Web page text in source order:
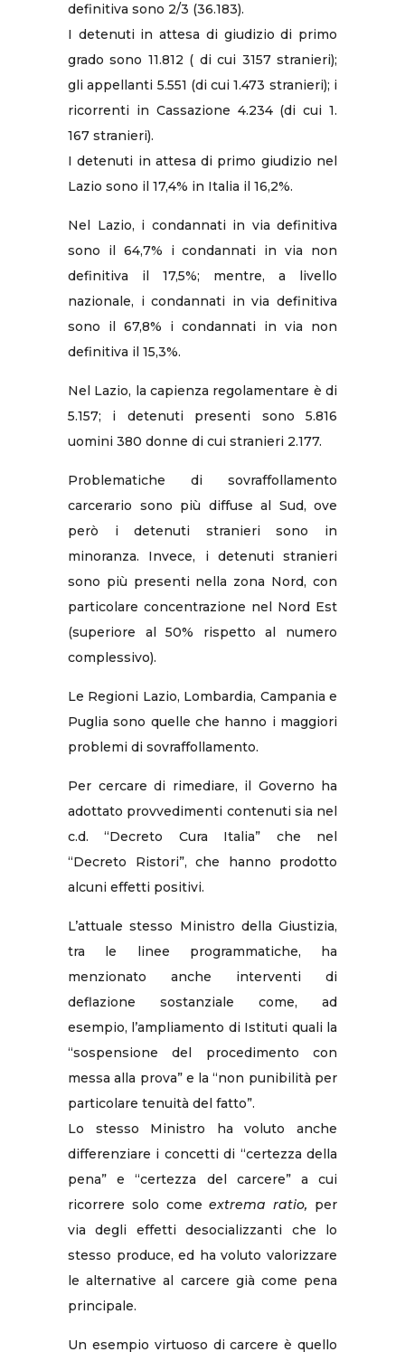
definitiva sono 2/3 (36.183).
I detenuti in attesa di giudizio di primo
grado sono 11.812 ( di cui 3157 stranieri);
gli appellanti 5.551 (di cui 1.473 stranieri); i
ricorrenti in Cassazione 4.234 (di cui 1.
167 stranieri).
I detenuti in attesa di primo giudizio nel
Lazio sono il 17,4% in Italia il 16,2%.
Nel Lazio, i condannati in via definitiva
sono il 64,7% i condannati in via non
definitiva il 17,5%; mentre, a livello
nazionale, i condannati in via definitiva
sono il 67,8% i condannati in via non
definitiva il 15,3%.
Nel Lazio, la capienza regolamentare è di
5.157; i detenuti presenti sono 5.816
uomini 380 donne di cui stranieri 2.177.
Problematiche di sovraffollamento
carcerario sono più diffuse al Sud, ove
però i detenuti stranieri sono in
minoranza. Invece, i detenuti stranieri
sono più presenti nella zona Nord, con
particolare concentrazione nel Nord Est
(superiore al 50% rispetto al numero
complessivo).
Le Regioni Lazio, Lombardia, Campania e
Puglia sono quelle che hanno i maggiori
problemi di sovraffollamento.
Per cercare di rimediare, il Governo ha
adottato provvedimenti contenuti sia nel
c.d. “Decreto Cura Italia” che nel
“Decreto Ristori”, che hanno prodotto
alcuni effetti positivi.
L’attuale stesso Ministro della Giustizia,
tra le linee programmatiche, ha
menzionato anche interventi di
deflazione sostanziale come, ad
esempio, l’ampliamento di Istituti quali la
“sospensione del procedimento con
messa alla prova” e la “non punibilità per
particolare tenuità del fatto”.
Lo stesso Ministro ha voluto anche
differenziare i concetti di “certezza della
pena” e “certezza del carcere” a cui
ricorrere solo comeextrema ratio, per
via degli effetti desocializzanti che lo
stesso produce, ed ha voluto valorizzare
le alternative al carcere già come pena
principale.
Un esempio virtuoso di carcere è quello